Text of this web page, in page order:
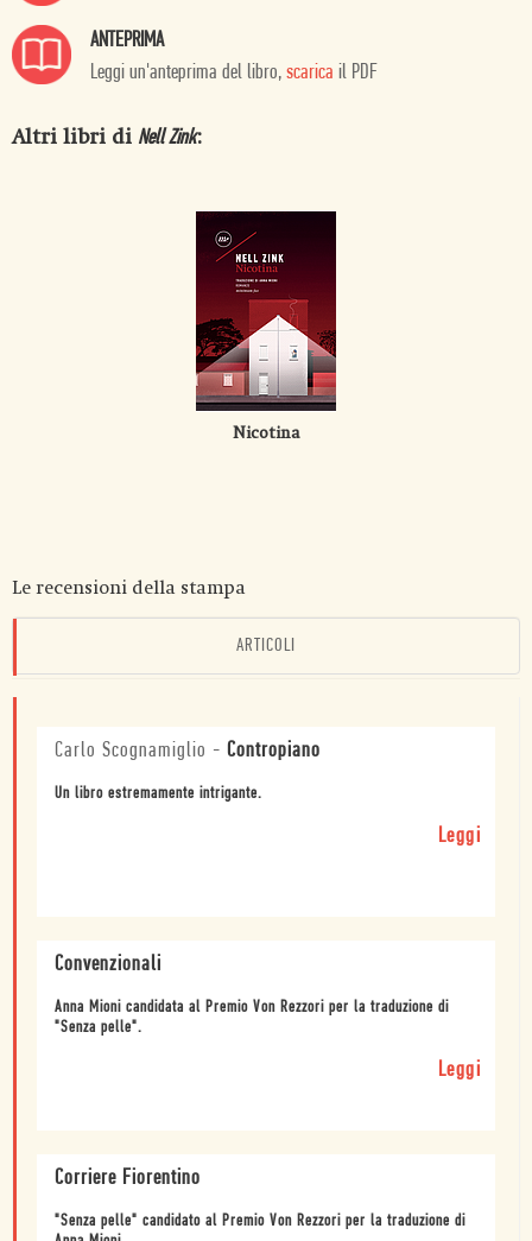
ANTEPRIMA
Leggi un'anteprima del libro, scarica il PDF
Altri libri di Nell Zink:
Nicotina
Le recensioni della stampa
ARTICOLI
Carlo Scognamiglio - Contropiano
Un libro estremamente intrigante.
Leggi
Convenzionali
Anna Mioni candidata al Premio Von Rezzori per la traduzione di
"Senza pelle".
Leggi
Corriere Fiorentino
"Senza pelle" candidato al Premio Von Rezzori per la traduzione di